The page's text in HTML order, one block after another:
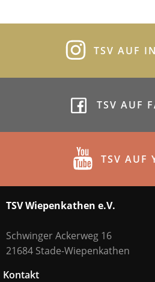
TSV AUF
TSV AUF
TSV AUF
TSV Wiepenkathen e.V.
Schwinger Ackerweg 16
21684 Stade-Wiepenkathen
Kontakt